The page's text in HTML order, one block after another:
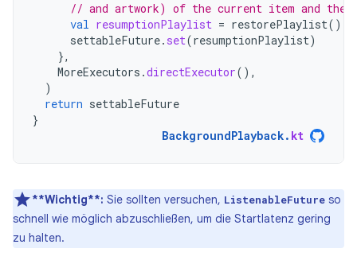
// and artwork) of the current item and the
val resumptionPlaylist = restorePlaylist()
settableFuture. set(resumptionPlaylist)
},
MoreExecutors .directExecutor(),
)
return settableFuture
}
BackgroundPlayback. kt
**Wichtig**: Sie sollten versuchen, ListenableFuture so
schnell wie möglich abzuschließen, um die Startlatenz gering
zu halten.